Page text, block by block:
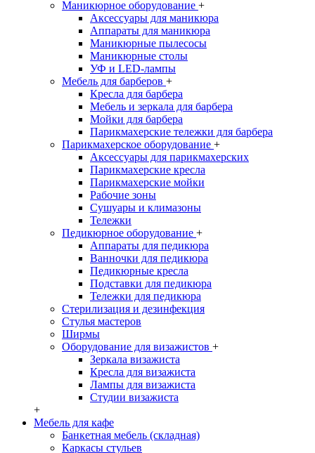
Маникюрное оборудование +
Аксессуары для маникюра
Аппараты для маникюра
Маникюрные пылесосы
Маникюрные столы
УФ и LED-лампы
Мебель для барберов +
Кресла для барбера
Мебель и зеркала для барбера
Мойки для барбера
Парикмахерские тележки для барбера
Парикмахерское оборудование +
Аксессуары для парикмахерских
Парикмахерские кресла
Парикмахерские мойки
Рабочие зоны
Сушуары и климазоны
Тележки
Педикюрное оборудование +
Аппараты для педикюра
Ванночки для педикюра
Педикюрные кресла
Подставки для педикюра
Тележки для педикюра
Стерилизация и дезинфекция
Стулья мастеров
Ширмы
Оборудование для визажистов +
Зеркала визажиста
Кресла для визажиста
Лампы для визажиста
Студии визажиста
+
Мебель для кафе
Банкетная мебель (складная)
Каркасы стульев